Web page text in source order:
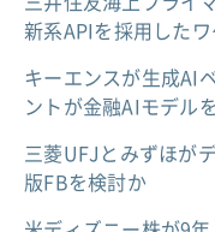
新系APIを採用した
キーエンスが生成AI
ントが金融AIモデル
三菱UFJとみずほが
版FBを検討か